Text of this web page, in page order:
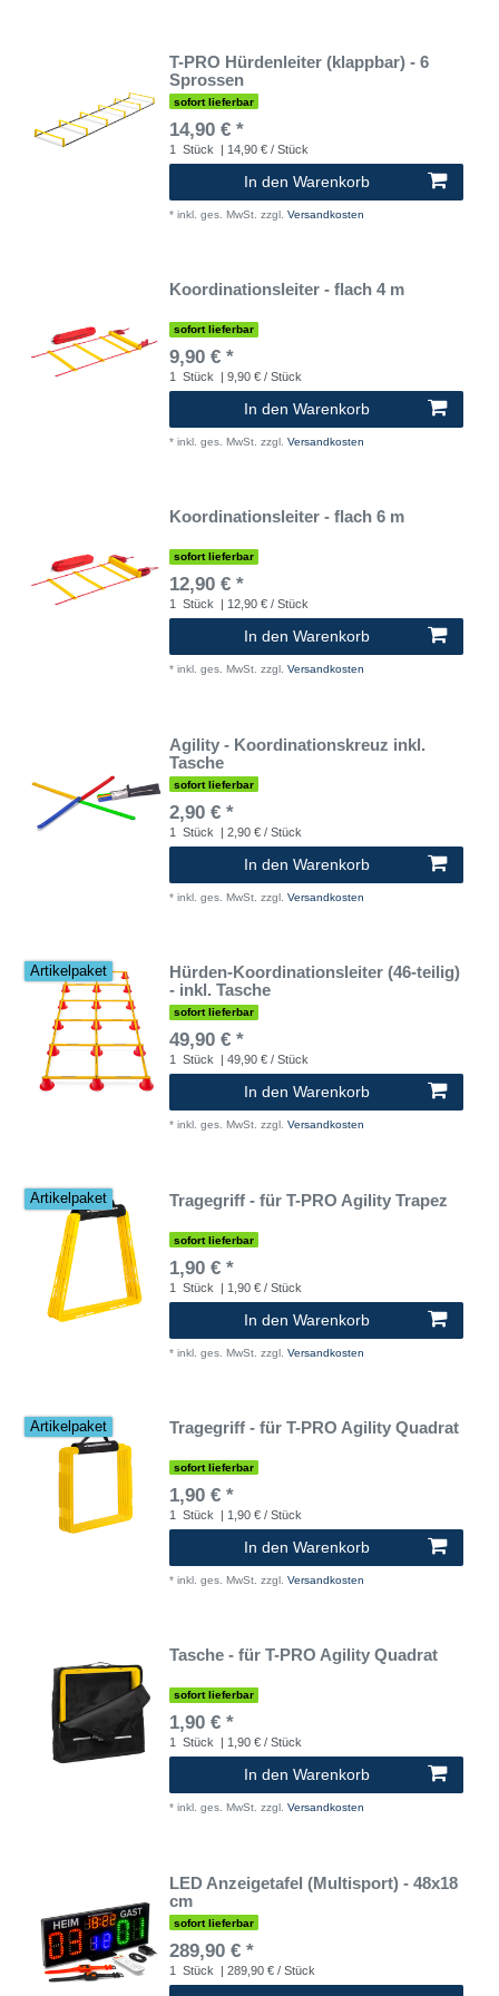
T-PRO Hürdenleiter (klappbar) - 6
Sprossen
sofort lieferbar
14,90 € *
1 Stück | 14,90 € / Stück
In den Warenkorb
* inkl. ges. MwSt. zzgl. Versandkosten
Koordinationsleiter - flach 4 m
sofort lieferbar
9,90 € *
1 Stück | 9,90 € / Stück
In den Warenkorb
* inkl. ges. MwSt. zzgl. Versandkosten
Koordinationsleiter - flach 6 m
sofort lieferbar
12,90 € *
1 Stück | 12,90 € / Stück
In den Warenkorb
* inkl. ges. MwSt. zzgl. Versandkosten
Agility - Koordinationskreuz inkl.
Tasche
sofort lieferbar
2,90 € *
1 Stück | 2,90 € / Stück
In den Warenkorb
* inkl. ges. MwSt. zzgl. Versandkosten
Artikelpaket
Hürden-Koordinationsleiter (46-teilig)
- inkl. Tasche
sofort lieferbar
49,90 € *
1 Stück | 49,90 € / Stück
In den Warenkorb
* inkl. ges. MwSt. zzgl. Versandkosten
Artikelpaket Tragegriff - für T-PRO Agility Trapez
sofort lieferbar
1,90 € *
1 Stück | 1,90 € / Stück
In den Warenkorb
* inkl. ges. MwSt. zzgl. Versandkosten
Artikelpaket Tragegriff - für T-PRO Agility Quadrat
sofort lieferbar
1,90 € *
1 Stück | 1,90 € / Stück
In den Warenkorb
* inkl. ges. MwSt. zzgl. Versandkosten
Tasche - für T-PRO Agility Quadrat
sofort lieferbar
1,90 € *
1 Stück | 1,90 € / Stück
In den Warenkorb
* inkl. ges. MwSt. zzgl. Versandkosten
LED Anzeigetafel (Multisport) - 48x18
cm
sofort lieferbar
289,90 € *
1 Stück | 289,90 € / Stück